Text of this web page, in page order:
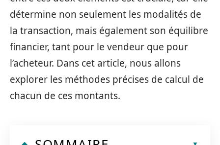
détermine non seulement les modalités de
la transaction, mais également son équilibre
financier, tant pour le vendeur que pour
l’acheteur. Dans cet article, nous allons
explorer les méthodes précises de calcul de
chacun de ces montants.